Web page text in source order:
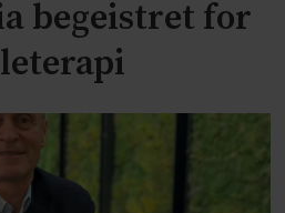
begeistret for